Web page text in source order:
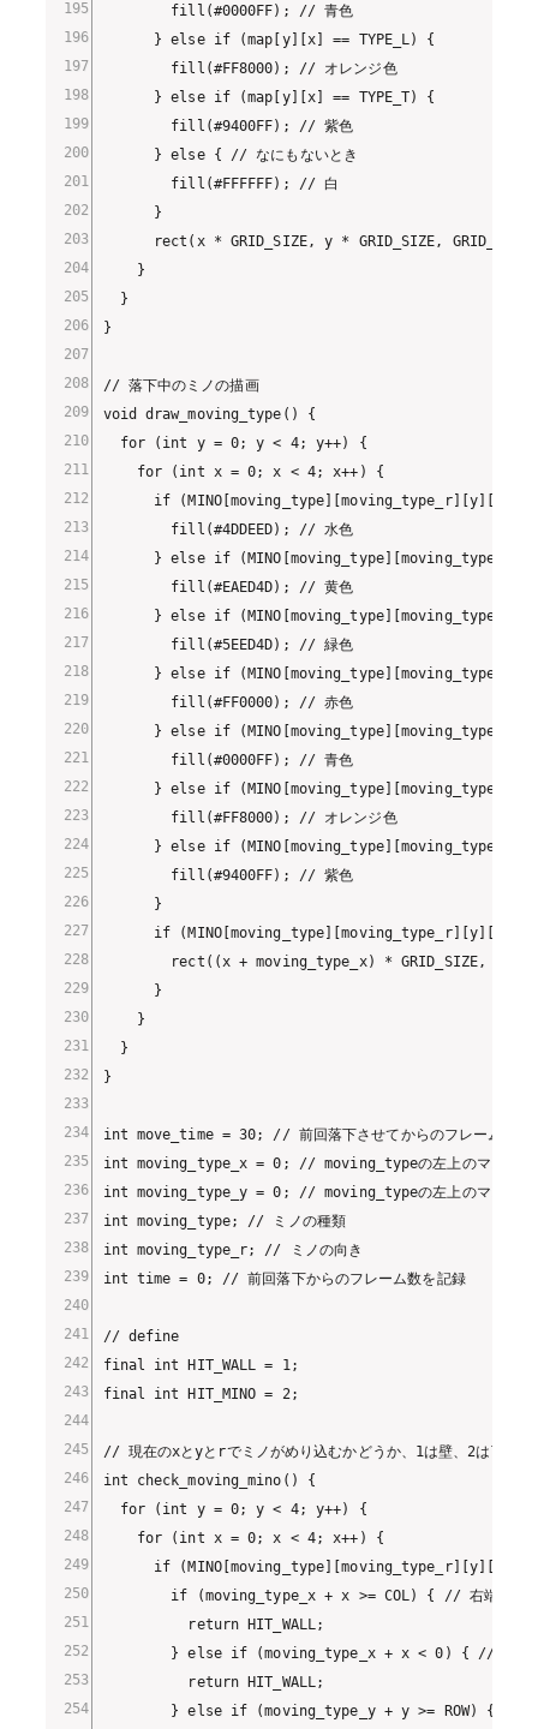
        fill(#0000FF); // 青色
      } else if (map[y][x] == TYPE_L) {
        fill(#FF8000); // オレンジ色
      } else if (map[y][x] == TYPE_T) {
        fill(#9400FF); // 紫色
      } else { // なにもないとき
        fill(#FFFFFF); // 白
      }
rect(x * GRID_SIZE, y * GRID_SIZE,
    }
  }
}
// 落下中のミノの描画
void draw_moving_type() {
  for (int y = 0; y < 4; y++) {
    for (int x = 0; x < 4; x++) {
if (MINO[moving_type][moving_type_r][y][x]
        fill(#4DDEED); // 水色
} else if
        fill(#EAED4D); // 黄色
} else if
        fill(#5EED4D); // 緑色
} else if
        fill(#FF0000); // 赤色
} else if
        fill(#0000FF); // 青色
} else if
        fill(#FF8000); // オレンジ色
} else if
        fill(#9400FF); // 紫色
      }
if (MINO[moving_type][moving_type_r][y][x] >
rect((x + moving_type_x) * GRID_SIZE, (y
      }
    }
  }
}
int move_time = 30; // 前回落下させてからのフレーム数を
int moving_type_x = 0; // moving_typeの左上のマス
int moving_type_y = 0; // moving_typeの左上のマス
int moving_type; // ミノの種類
int moving_type_r; // ミノの向き
int time = 0; // 前回落下からのフレーム数を記録
// define
final int HIT_WALL = 1;
final int HIT_MINO = 2;
// 現在のxとyとrでミノがめり込むかどうか、1は壁、2は下に
int check_moving_mino() {
  for (int y = 0; y < 4; y++) {
    for (int x = 0; x < 4; x++) {
if (MINO[moving_type][moving_type_r][y][x] >
        if (moving_type_x + x >= COL) { // 右端
          return HIT_WALL;
        } else if (moving_type_x + x < 0) { // 左端
          return HIT_WALL;
} else if (moving_type_y + y >= ROW) { //